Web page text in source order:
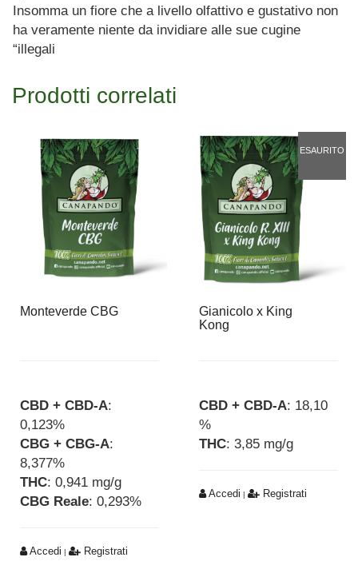
Insomma un fiore che a livello olfattivo e gustativo non
ha veramente niente da invidiare alle sue cugine
“illegali
Prodotti correlati
Monteverde CBG
CBD + CBD-A:
0,123%
CBG + CBG-A:
8,377%
THC: 0,941 mg/g
CBG Reale: 0,293%
Accedi | Registrati
ESAURITO
Gianicolo x King
Kong
CBD + CBD-A: 18,10
%
THC: 3,85 mg/g
Accedi | Registrati